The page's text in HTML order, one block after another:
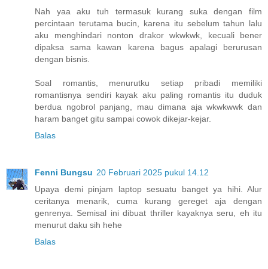
Nah yaa aku tuh termasuk kurang suka dengan film
percintaan terutama bucin, karena itu sebelum tahun lalu
aku menghindari nonton drakor wkwkwk, kecuali bener
dipaksa sama kawan karena bagus apalagi berurusan
dengan bisnis.
Soal romantis, menurutku setiap pribadi memiliki
romantisnya sendiri kayak aku paling romantis itu duduk
berdua ngobrol panjang, mau dimana aja wkwkwwk dan
haram banget gitu sampai cowok dikejar-kejar.
Balas
Fenni Bungsu 20 Februari 2025 pukul 14.12
Upaya demi pinjam laptop sesuatu banget ya hihi. Alur
ceritanya menarik, cuma kurang gereget aja dengan
genrenya. Semisal ini dibuat thriller kayaknya seru, eh itu
menurut daku sih hehe
Balas